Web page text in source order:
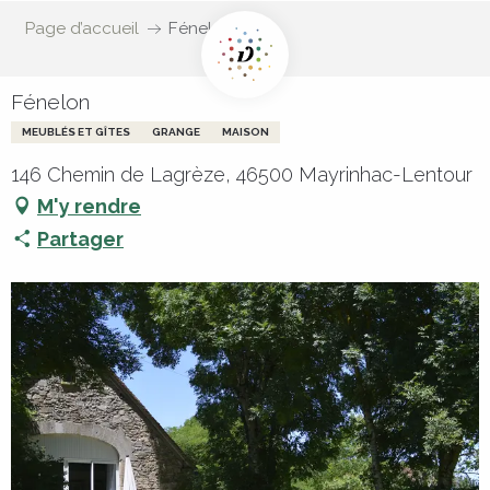
Page d’accueil Fénelon
Fénelon
MEUBLÉS ET GÎTES GRANGE MAISON
146 Chemin de Lagrèze, 46500 Mayrinhac-Lentour
M'y rendre
Partager